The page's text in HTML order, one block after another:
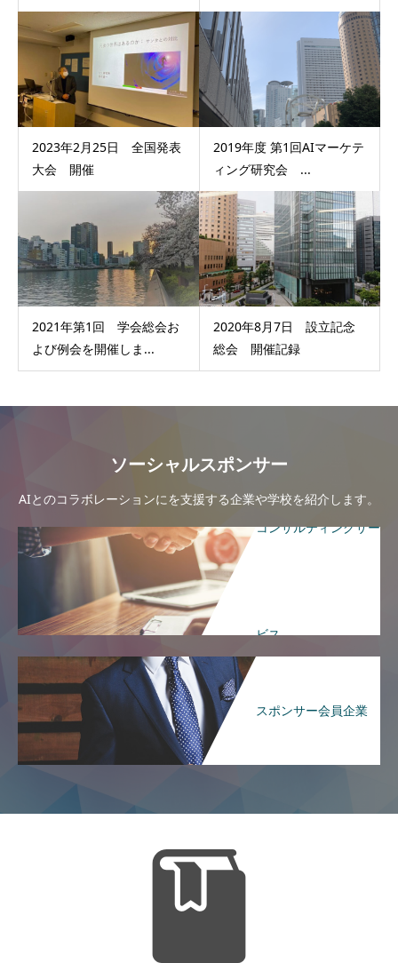
2023年2月25日 全国発表
大会 開催
2019年度 第1回AIマーケテ
ィング研究会 ...
2021年第1回 学会総会お
よび例会を開催しま...
2020年8月7日 設立記念
総会 開催記録
ソーシャルスポンサー
AIとのコラボレーションにを支援する企業や学校を紹介します。
コンサルティングサー
ビス
スポンサー会員企業